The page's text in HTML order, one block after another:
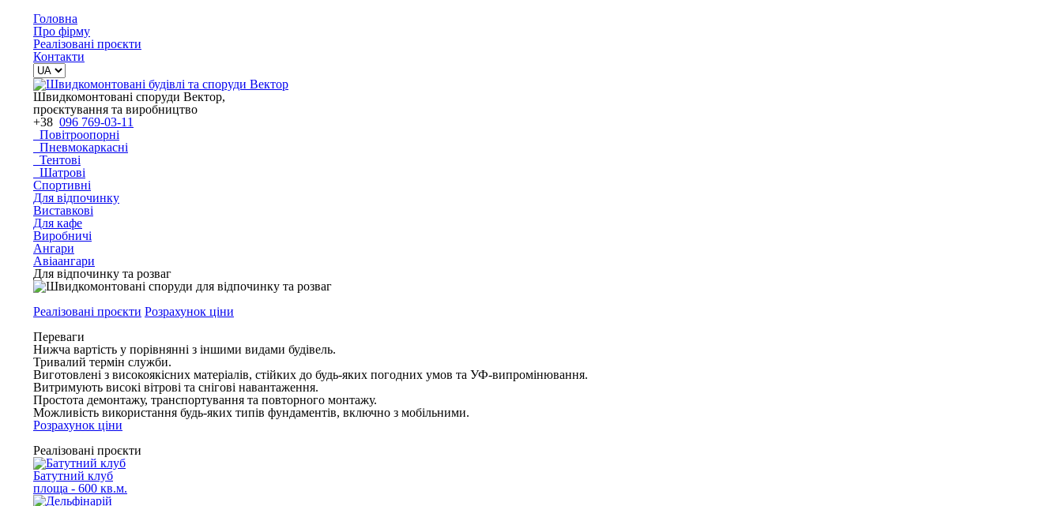
Головна
Про фірму
Реалізовані проєкти
Контакти
Швидкомонтовані споруди Вектор,
проєктування та виробництво
+38 096 769-03-11
Повітроопорні
Пневмокаркасні
Тентові
Шатрові
Спортивні
Для відпочинку
Виставкові
Для кафе
Виробничі
Ангари
Авіаангари
Для відпочинку та розваг
Реалізовані проєкти Розрахунок ціни
Переваги
Нижча вартість у порівнянні з іншими видами будівель.
Тривалий термін служби.
Виготовлені з високоякісних матеріалів, стійких до будь-яких погодних умов та УФ-випромінювання.
Витримують високі вітрові та снігові навантаження.
Простота демонтажу, транспортування та повторного монтажу.
Можливість використання будь-яких типів фундаментів, включно з мобільними.
Розрахунок ціни
Реалізовані проєкти
Батутний клуб
площа - 600 кв.м.